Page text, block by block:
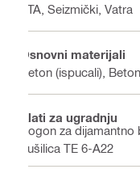
ETA, Seizmički, Vatra
Osnovni materijali
Beton (ispucali),
Alati za ugradnju
Pogon za
bušilica TE 6-A22